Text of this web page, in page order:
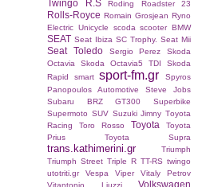
Twingo R.S
Roding Roadster 23
Rolls-Royce Romain Grosjean Ryno
Electric Unicycle
scoda scooter BMW
SEAT Seat Ibiza SC Trophy. Seat Mii
Seat Toledo Sergio Perez
Skoda
Octavia
Skoda Octavia5 TDI
Skoda
Rapid
smart sport-fm.gr
Spyros
Panopoulos Autοmotive
Steve Jobs
Subaru BRZ GT300
Superbike
Supermoto SUV Suzuki Jimny Tοyota
Racing
Toro Rosso Toyota
Toyota
Prius
Toyota Supra
trans.kathimerini.gr
Triumph
Triumph Street Triple R TT-RS twingo
utotriti.gr
Vespa Viper
Vitaly Petrov
Vitantonio Liuzzi
Volkswagen